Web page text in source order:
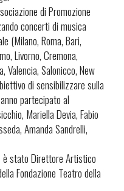
di Promozione
concerti di musica
(Milano, Roma, Bari,
Livorno, Cremona,
Valencia, Salonicco, New
di sensibilizzare sulla
partecipato al
Mariella Devia, Fabio
Amanda Sandrelli,
è stato Direttore Artistico
Fondazione Teatro della